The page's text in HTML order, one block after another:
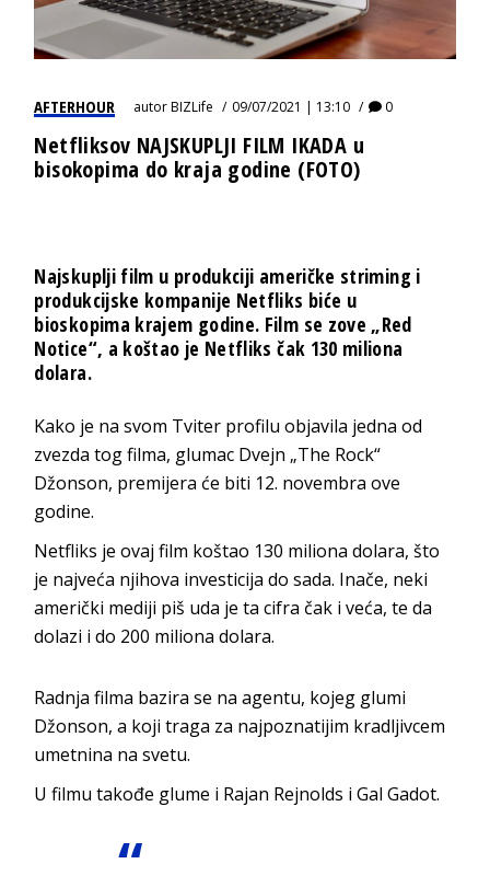
AFTERHOUR autorBIZLife 09/07/2021 | 13:10 0
Netfliksov NAJSKUPLJI FILM IKADA u
bisokopima do kraja godine (FOTO)
Najskuplji film u produkciji američke striming i
produkcijske kompanije Netfliks biće u
bioskopima krajem godine. Film se zove „Red
Notice“, a koštao je Netfliks čak 130 miliona
dolara.
Kako je na svom Tviter profilu objavila jedna od
zvezda tog filma, glumac Dvejn „The Rock“
Džonson, premijera će biti 12. novembra ove
godine.
Netfliks je ovaj film koštao 130 miliona dolara, što
je najveća njihova investicija do sada. Inače, neki
američki mediji piš uda je ta cifra čak i veća, te da
dolazi i do 200 miliona dolara.
Radnja filma bazira se na agentu, kojeg glumi
Džonson, a koji traga za najpoznatijim kradljivcem
umetnina na svetu.
U filmu takođe glume i Rajan Rejnolds i Gal Gadot.